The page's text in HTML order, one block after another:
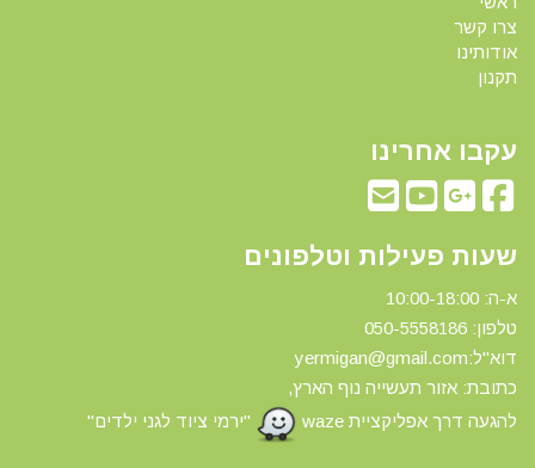
צרו קשר
אודותינו
תקנון
עקבו אחרינו
שעות פעילות וטלפונים
א-ה: 10:00-18:00
טלפון: 0 50-5558186
דוא"ל:yermigan@gmail.com
כתובת: אזור תעשייה נוף הארץ,
להגעה דרך אפליקציית waze
"ירמי ציוד לגני ילדים"